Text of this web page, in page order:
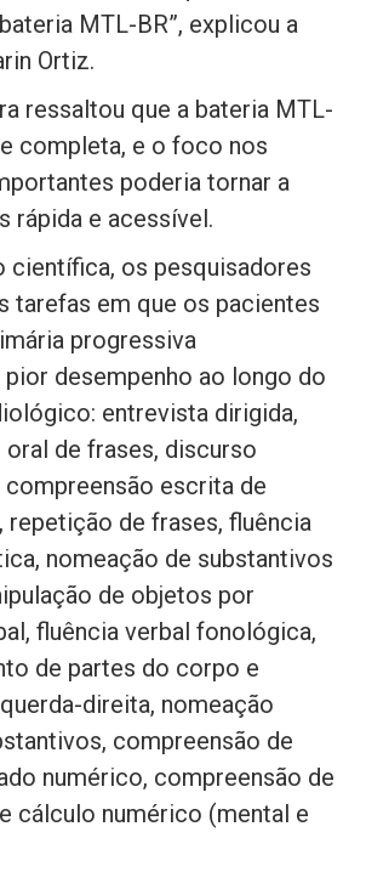
MTL-BR”, explicou a
Ortiz.
ressaltou que a bateria MTL-
completa, e o foco nos
poderia tornar a
rápida e acessível.
científica, os pesquisadores
tarefas em que os pacientes
progressiva
pior desempenho ao longo do
entrevista dirigida,
de frases, discurso
compreensão escrita de
repetição de frases, fluência
nomeação de substantivos
de objetos por
fluência verbal fonológica,
de partes do corpo e
direita, nomeação
compreensão de
numérico, compreensão de
cálculo numérico (mental e